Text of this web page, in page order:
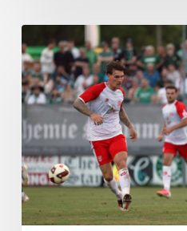
Pleite:
Chemie
kassiert
späten
Knockout
gegen
Halle